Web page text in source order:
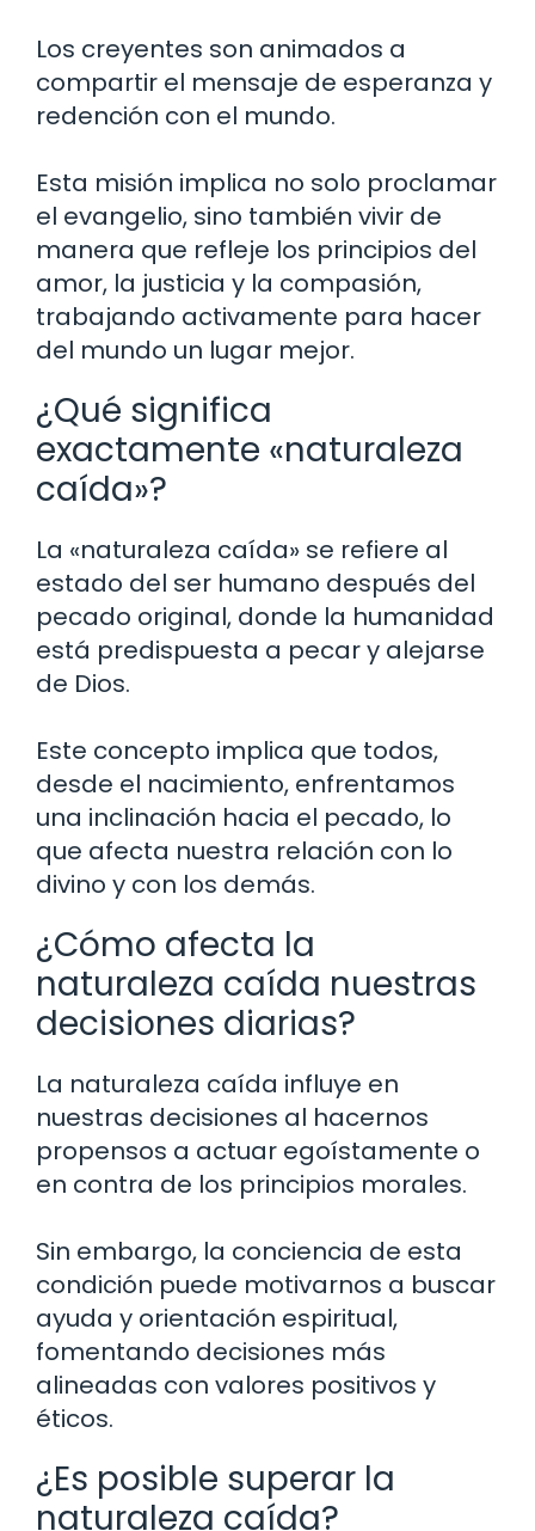
Los creyentes son animados a
compartir el mensaje de esperanza y
redención con el mundo.
Esta misión implica no solo proclamar
el evangelio, sino también vivir de
manera que refleje los principios del
amor, la justicia y la compasión,
trabajando activamente para hacer
del mundo un lugar mejor.
¿Qué significa
exactamente «naturaleza
caída»?
La «naturaleza caída» se refiere al
estado del ser humano después del
pecado original, donde la humanidad
está predispuesta a pecar y alejarse
de Dios.
Este concepto implica que todos,
desde el nacimiento, enfrentamos
una inclinación hacia el pecado, lo
que afecta nuestra relación con lo
divino y con los demás.
¿Cómo afecta la
naturaleza caída nuestras
decisiones diarias?
La naturaleza caída influye en
nuestras decisiones al hacernos
propensos a actuar egoístamente o
en contra de los principios morales.
Sin embargo, la conciencia de esta
condición puede motivarnos a buscar
ayuda y orientación espiritual,
fomentando decisiones más
alineadas con valores positivos y
éticos.
¿Es posible superar la
naturaleza caída?